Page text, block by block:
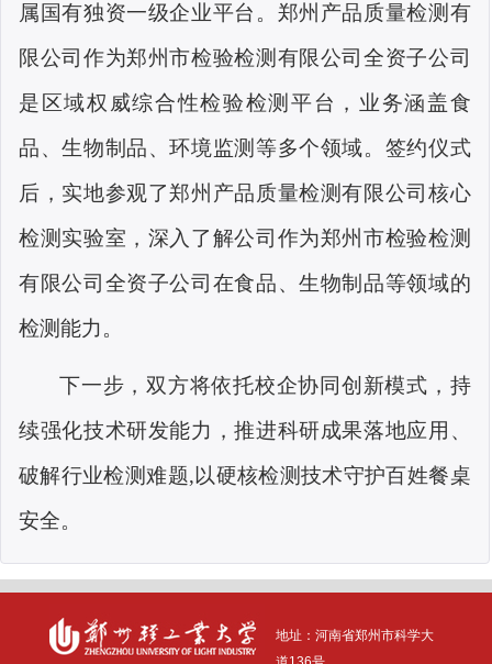
属国有独资一级企业平台。郑州产品质量检测有
限公司作为郑州市检验检测有限公司全资子公司
是区域权威综合性检验检测平台，业务涵盖食
品、生物制品、环境监测等多个领域。签约仪式
后，实地参观了郑州产品质量检测有限公司核心
检测实验室，深入了解公司作为郑州市检验检测
有限公司全资子公司在食品、生物制品等领域的
检测能力。
下一步，双方将依托校企协同创新模式，持
续强化技术研发能力，推进科研成果落地应用、
破解行业检测难题,以硬核检测技术守护百姓餐桌
安全。
地址：河南省郑州市科学大